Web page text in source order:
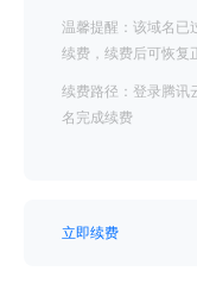
温馨提醒：该域名已
续费，续费后可恢复
续费路径：登录腾讯
名完成续费
立即续费